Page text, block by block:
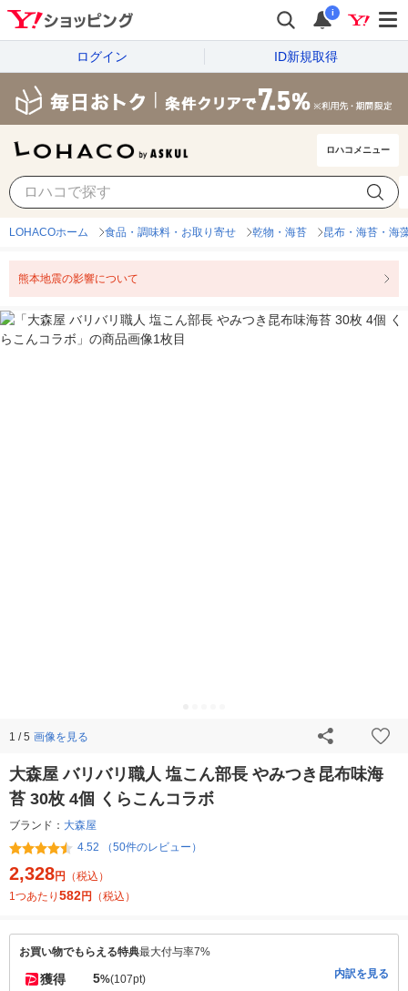
i
ログイン ID新規取得
ロハコメニュー
LOHACOホーム 食品・調味料・お取り寄せ 乾物・海苔 昆布・海苔・海
熊本地震の影響について
1 / 5 画像を見る
大森屋 バリバリ職人 塩こん部長 やみつき昆布味海
苔 30枚 4個 くらこんコラボ
ブランド： 大森屋
4.52 （50件のレビュー）
2,328円
（税込）
1つあたり 582円 （税込）
お買い物でもらえる特典最大付与率7%
獲得 5%(107pt) 内訳を見る